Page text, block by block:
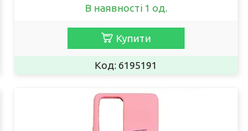
В наявності 1 од.
Купити
6195191